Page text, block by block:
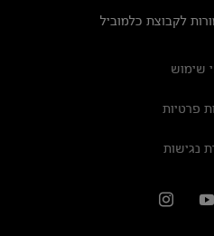
לקבוצת כלמוביל
שימוש
פרטיות
נגישות